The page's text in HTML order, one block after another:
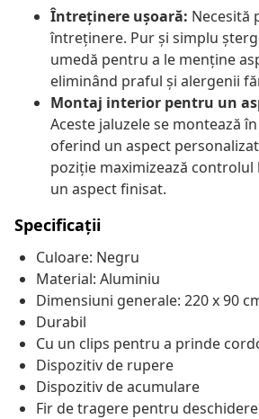
Întreținere ușoară: Necesită
întreținere. Pur și simplu
umedă pentru a le menține
eliminând praful și alergenii
Montaj interior pentru un
Aceste jaluzele se montează
oferind un aspect
poziție maximizează
un aspect finisat.
Specificații
Culoare: Negru
Material: Aluminiu
Dimensiuni generale: 220 x 90
Durabil
Cu un clips pentru a prinde
Dispozitiv de rupere
Dispozitiv de acumulare
Fir de tragere pentru